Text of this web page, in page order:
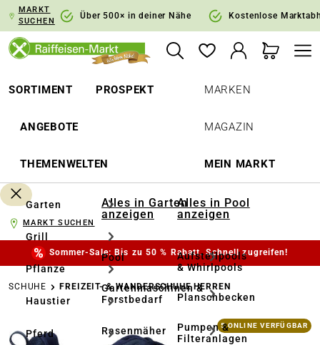
Zur Hauptnavigation springen
MARKT
SUCHEN
Über 500× in deiner Nähe Kostenlose
SORTIMENT PROSPEKT
ANGEBOTE
THEMENWELTEN
MARKEN
MAGAZIN
MEIN MARKT
Garten
Grill
Pflanze
Haustier
Pferd
Alles in Garten
anzeigen
Pool
Gartenmaschinen &
Forstbedarf
Rasenmäher
Alles in Pool
anzeigen
Aufstellpools
& Whirlpools
Planschbecken
Pumpen &
Filteranlagen
MARKT SUCHEN
Sommer-Sale: Bis zu 50 % Rabatt. Schnell zugreifen!
SCHUHE FREIZEIT- & WANDERSCHUHE HERREN
Bildergalerie überspringen 5 ONLINE VERFÜGBAR